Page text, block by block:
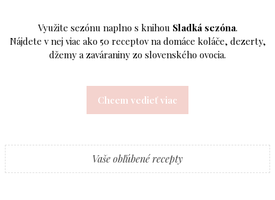
Využite sezónu naplno s knihou Sladká sezóna.
Nájdete v nej viac ako 50 receptov na domáce koláče, dezerty,
džemy a zaváraniny zo slovenského ovocia.
Chcem vedieť viac
Vaše obľúbené recepty